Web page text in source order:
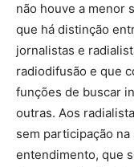
não houve a menor
que há distinção
jornalistas e
radiodifusão e que
funções de buscar
outras. Aos
sem participação
entendimento, que